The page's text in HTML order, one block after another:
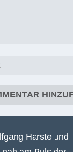
Harste und